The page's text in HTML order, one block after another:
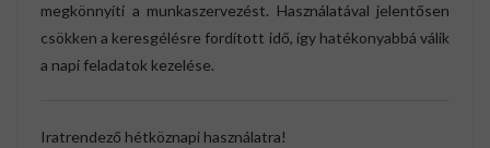
megkönnyíti a munkaszervezést. Használatával jelentősen
csökken a keresgélésre fordított idő, így hatékonyabbá válik
a napi feladatok kezelése.
Iratrendező hétköznapi használatra!